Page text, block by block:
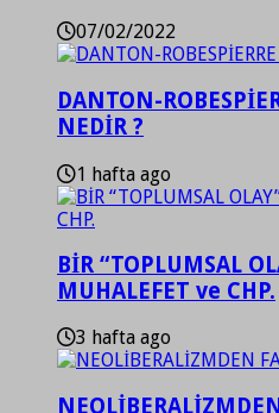
07/02/2022
DANTON-
NEDİR ?
1 hafta ago
BİR “TOPLUMSAL
MUHALEFET ve CHP.
3 hafta ago